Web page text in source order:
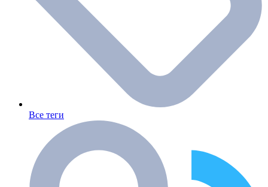
Все теги